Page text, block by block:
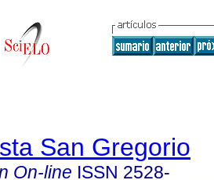
San Gregorio
On-line ISSN 2528-